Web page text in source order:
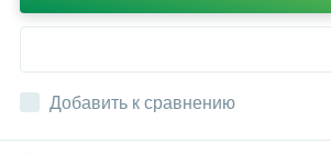
Добавить к сравнению